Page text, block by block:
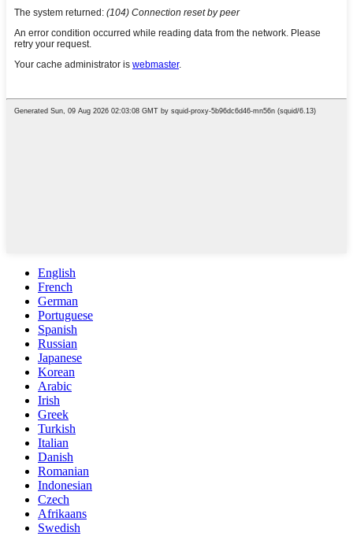
English
French
German
Portuguese
Spanish
Russian
Japanese
Korean
Arabic
Irish
Greek
Turkish
Italian
Danish
Romanian
Indonesian
Czech
Afrikaans
Swedish